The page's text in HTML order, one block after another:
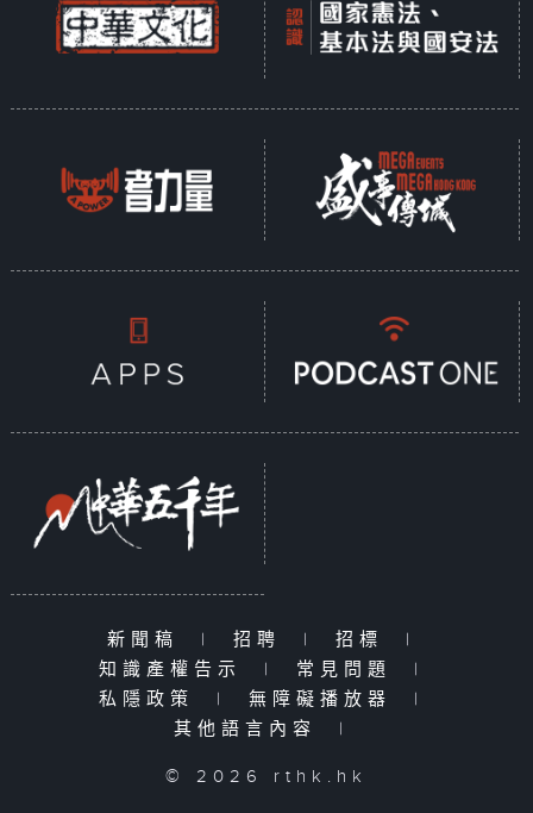
新聞稿 | 招聘 | 招標
|
知識產權告示
| 常見問題
|
私隱政策
| 無障礙播放器
|
其他語言內容
|
© 2026 rthk.hk